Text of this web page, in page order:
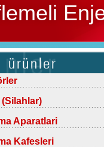
Aparatlari
Kafesleri